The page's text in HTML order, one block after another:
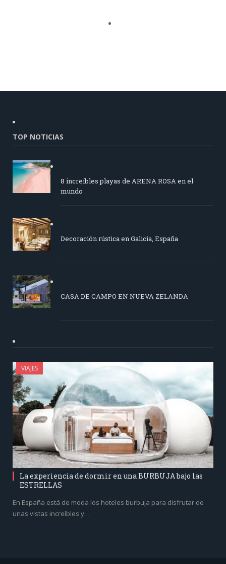
TOP NOTICIAS
8 increíbles playas de ARENA ROSA en el
mundo
Decoración rústica en Galicia, España
CASA DE CAMPO EN NUEVA ZELANDA
VIAJES
La experiencia de dormir en una BURBUJA bajo las
ESTRELLAS
En España está de moda los hoteles burbuja para disfrutar de
unas vistas increíbles y…